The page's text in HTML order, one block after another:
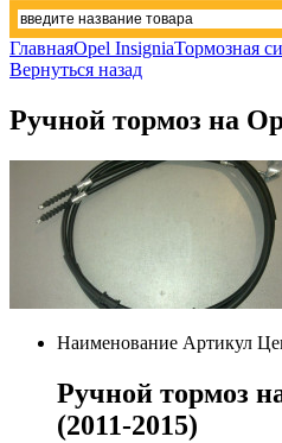
ГлавнаяOpel InsigniaТормозная
Вернуться назад
Ручной тормоз на
Наименование Артикул
Ручной тормоз
(2011-2015)